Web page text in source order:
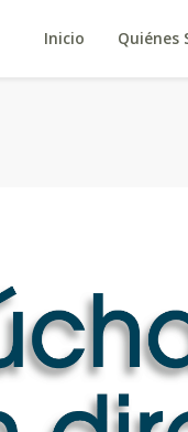
Inicio Quiénes